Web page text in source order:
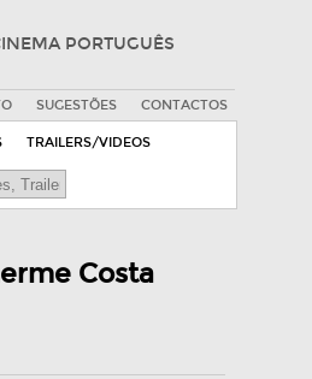
PORTUGUÊS
SUGESTÕES CONTACTOS
TRAILERS/VIDEOS
Costa